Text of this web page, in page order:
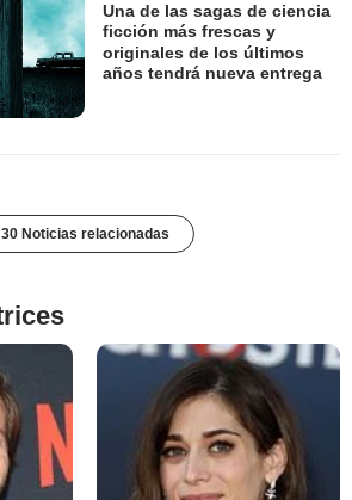
Una de las sagas de ciencia
ficción más frescas y
originales de los últimos
años tendrá nueva entrega
30 Noticias relacionadas